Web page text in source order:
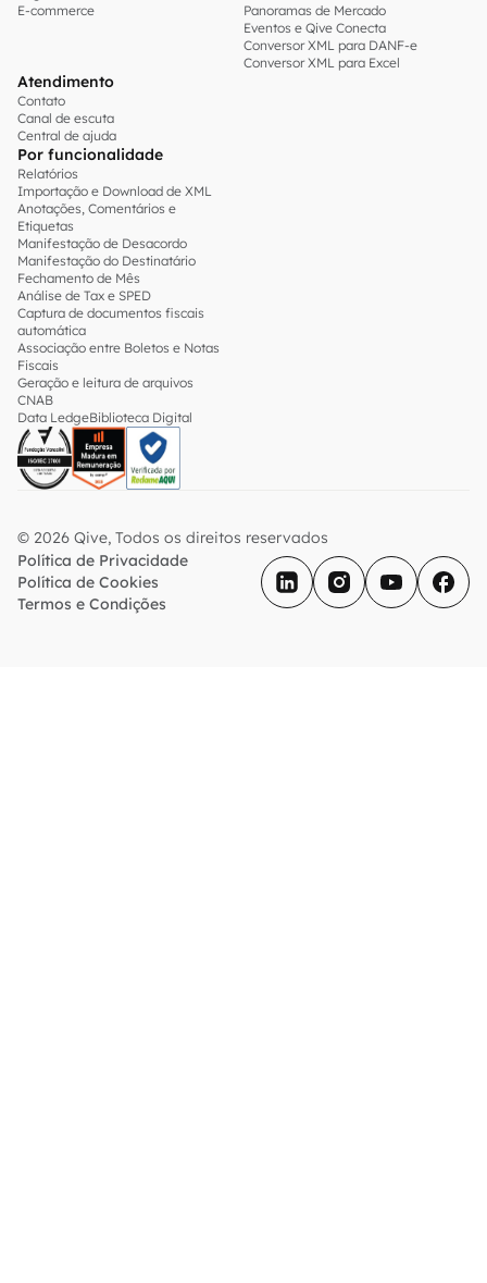
E-commerce
Panoramas de Mercado
Eventos e Qive Conecta
Conversor XML para DANF-e
Conversor XML para Excel
Atendimento
Contato
Canal de escuta
Central de ajuda
Por funcionalidade
Relatórios
Importação e Download de XML
Anotações, Comentários e
Etiquetas
Manifestação de Desacordo
Manifestação do Destinatário
Fechamento de Mês
Análise de Tax e SPED
Captura de documentos fiscais
automática
Associação entre Boletos e Notas
Fiscais
Geração e leitura de arquivos
CNAB
Data LedgeBiblioteca Digital
© 2026 Qive, Todos os direitos reservados
Política de Privacidade
Política de Cookies
Termos e Condições